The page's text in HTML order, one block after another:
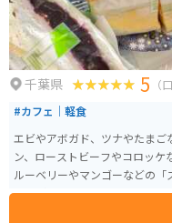
千葉県 5 （
#カフェ｜軽食
エビやアボガド、ツナやたま
ン、ローストビーフやコロッ
ルーベリーやマンゴーなどの
ッチが販売されています。